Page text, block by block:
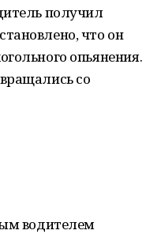
получил
что он
опьянения.
со
водителем